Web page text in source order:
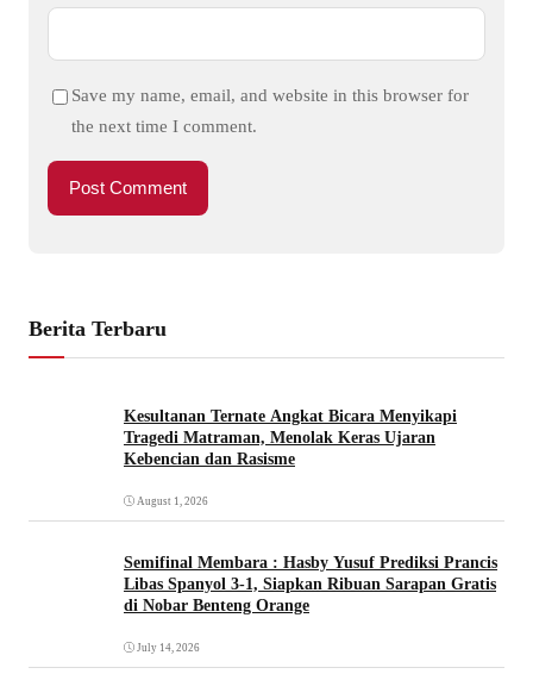
Save my name, email, and website in this browser for
the next time I comment.
Berita Terbaru
Kesultanan Ternate Angkat Bicara Menyikapi
Tragedi Matraman, Menolak Keras Ujaran
Kebencian dan Rasisme
August 1, 2026
Semifinal Membara : Hasby Yusuf Prediksi Prancis
Libas Spanyol 3-1, Siapkan Ribuan Sarapan Gratis
di Nobar Benteng Orange
July 14, 2026